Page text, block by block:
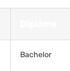
Bachelor